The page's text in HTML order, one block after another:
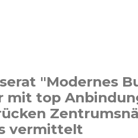
"Modernes
mit top
vermittelt